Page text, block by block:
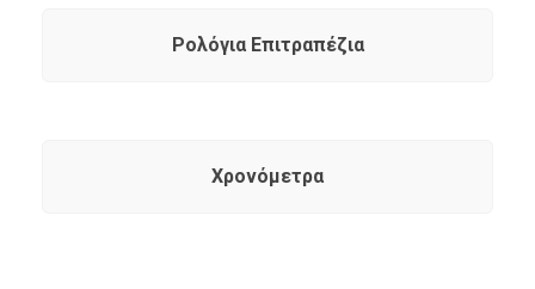
Ρολόγια Επιτραπέζια
Χρονόμετρα